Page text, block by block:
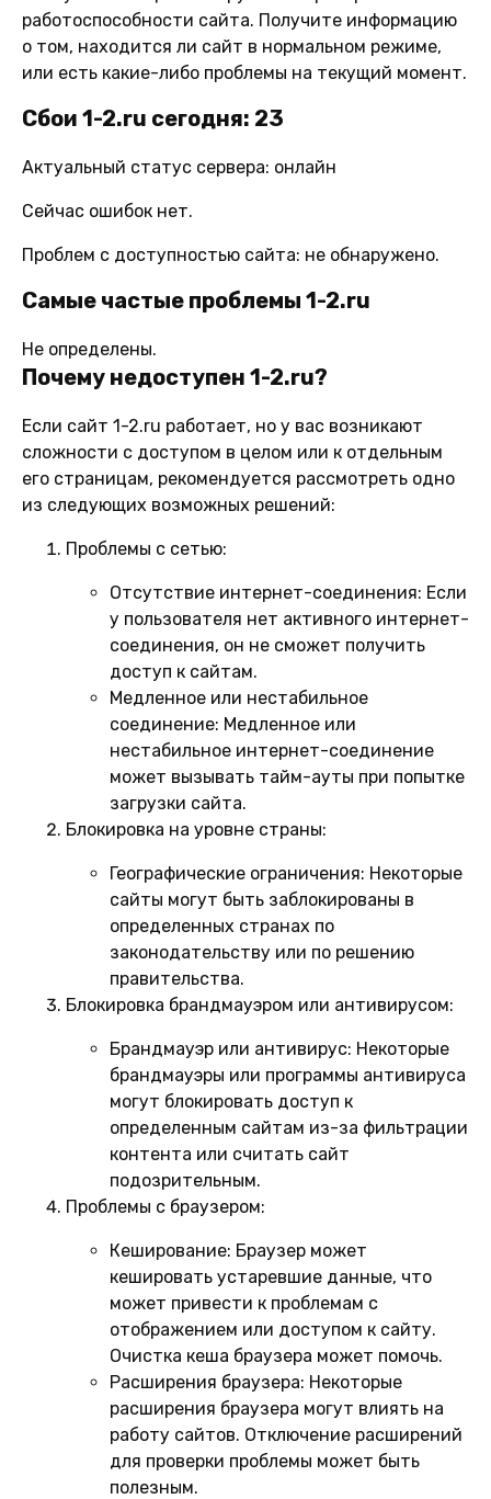
работоспособности сайта. Получите информацию
о том, находится ли сайт в нормальном режиме,
или есть какие-либо проблемы на текущий момент.
Сбои 1-2.ru сегодня: 23
Актуальный статус сервера: онлайн
Сейчас ошибок нет.
Проблем с доступностью сайта: не обнаружено.
Самые частые проблемы 1-2.ru
Не определены.
Почему недоступен 1-2.ru?
Если сайт 1-2.ru работает, но у вас возникают
сложности с доступом в целом или к отдельным
его страницам, рекомендуется рассмотреть одно
из следующих возможных решений:
Проблемы с сетью:
Отсутствие интернет-соединения: Если
у пользователя нет активного интернет-
соединения, он не сможет получить
доступ к сайтам.
Медленное или нестабильное
соединение: Медленное или
нестабильное интернет-соединение
может вызывать тайм-ауты при попытке
загрузки сайта.
Блокировка на уровне страны:
Географические ограничения: Некоторые
сайты могут быть заблокированы в
определенных странах по
законодательству или по решению
правительства.
Блокировка брандмауэром или антивирусом:
Брандмауэр или антивирус: Некоторые
брандмауэры или программы антивируса
могут блокировать доступ к
определенным сайтам из-за фильтрации
контента или считать сайт
подозрительным.
Проблемы с браузером:
Кеширование: Браузер может
кешировать устаревшие данные, что
может привести к проблемам с
отображением или доступом к сайту.
Очистка кеша браузера может помочь.
Расширения браузера: Некоторые
расширения браузера могут влиять на
работу сайтов. Отключение расширений
для проверки проблемы может быть
полезным.